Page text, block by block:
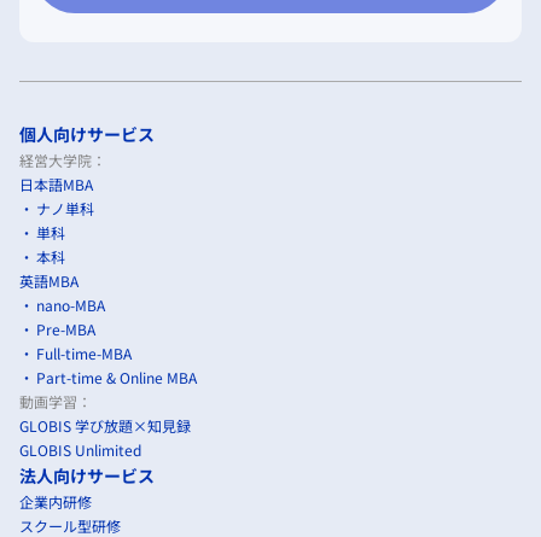
個人向けサービス
経営大学院：
日本語MBA
ナノ単科
単科
本科
英語MBA
nano-MBA
Pre-MBA
Full-time-MBA
Part-time & Online MBA
動画学習：
GLOBIS 学び放題×知見録
GLOBIS Unlimited
法人向けサービス
企業内研修
スクール型研修